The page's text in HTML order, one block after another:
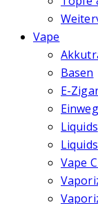
Vape
Basen
E-
Liquids
Vape